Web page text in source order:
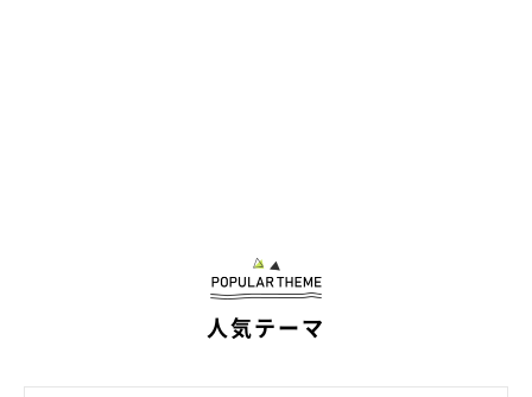
「（バーニーズ・マウンテン・ドッグ）犬OKの場所で
も、隣の席との間隔や、小型犬・大型犬でのエリア分けが
感じる」
人気テーマ